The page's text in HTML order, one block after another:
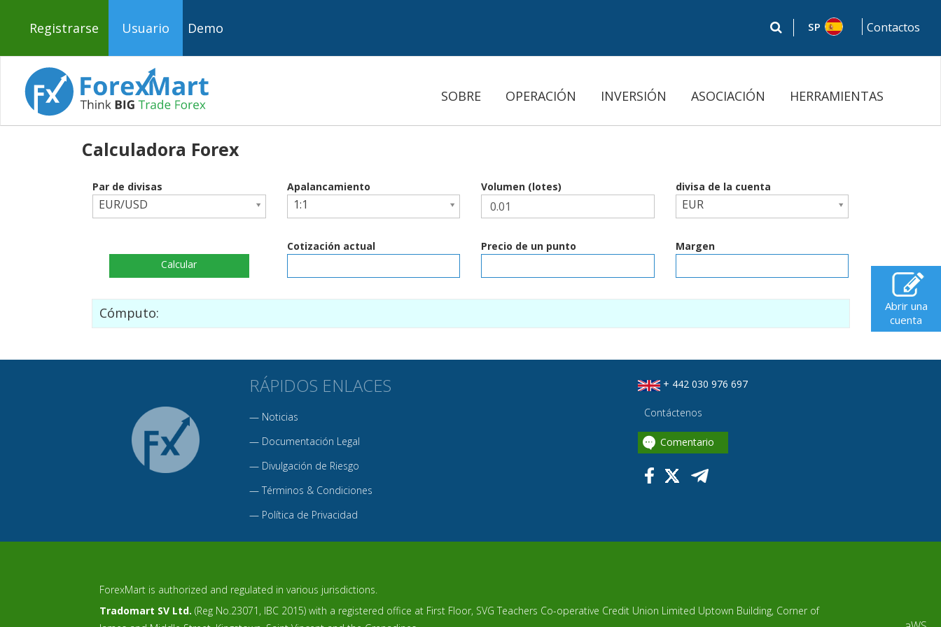
Registrarse Usuario Demo SP Contactos
SOBRE OPERACIÓN INVERSIÓN ASOCIACIÓN HERRAMIENTAS
Calculadora Forex
Par de divisas
EUR/USD
Apalancamiento
1:1
Volumen (lotes) divisa de la cuenta
EUR
Calcular
Cotización actual Precio de un punto Margen
Cómputo:
RÁPIDOS ENLACES
— Noticias
— Documentación Legal
— Divulgación de Riesgo
— Términos & Condiciones
— Política de Privacidad
+ 442 030 976 697
Contáctenos
Comentario
ForexMart is authorized and regulated in various jurisdictions.
Tradomart SV Ltd. (Reg No.23071, IBC 2015) with a registered office at First Floor, SVG Teachers Co-operative Credit Union Limited Uptown Building, Corner of
Abrir una
cuenta